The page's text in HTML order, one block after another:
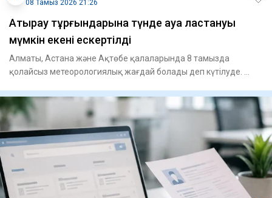
08 Тамыз 2026 21:26
Атырау тұрғындарына түнде ауа ластануы
мүмкін екені ескертілді
Алматы, Астана және Ақтөбе қалаларында 8 тамызда
қолайсыз метеорологиялық жағдай болады деп күтілуде.